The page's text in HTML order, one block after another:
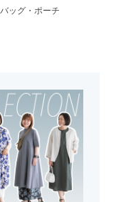
バッグ・ポーチ